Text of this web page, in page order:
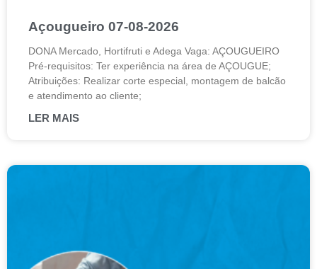
Açougueiro 07-08-2026
DONA Mercado, Hortifruti e Adega Vaga: AÇOUGUEIRO
Pré-requisitos: Ter experiência na área de AÇOUGUE;
Atribuições: Realizar corte especial, montagem de balcão
e atendimento ao cliente;
LER MAIS